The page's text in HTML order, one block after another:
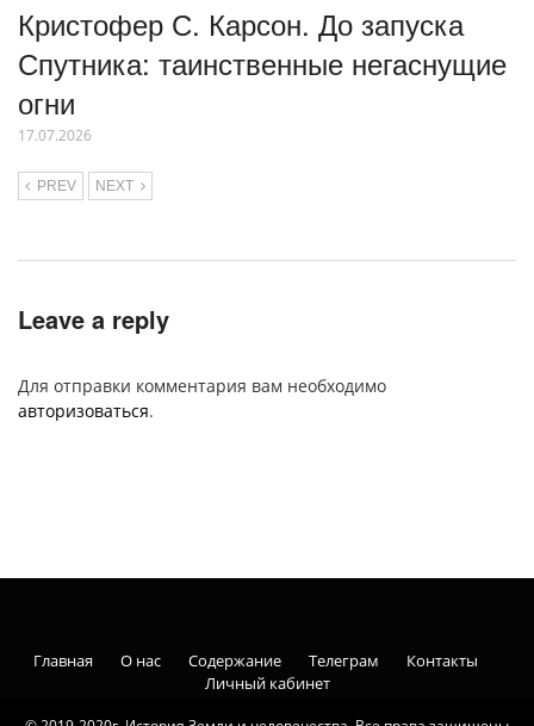
Кристофер С. Карсон. До запуска
Спутника: таинственные негаснущие
огни
17.07.2026
PREV NEXT
Leave a reply
Для отправки комментария вам необходимо
авторизоваться.
Главная О нас Содержание Телеграм
Контакты
Личный кабинет